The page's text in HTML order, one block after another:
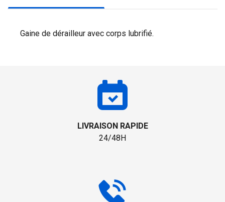
Gaine de dérailleur avec corps lubrifié.
LIVRAISON RAPIDE
24/48H